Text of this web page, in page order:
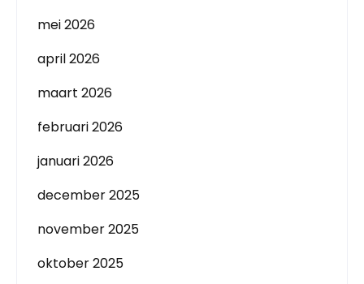
mei 2026
april 2026
maart 2026
februari 2026
januari 2026
december 2025
november 2025
oktober 2025